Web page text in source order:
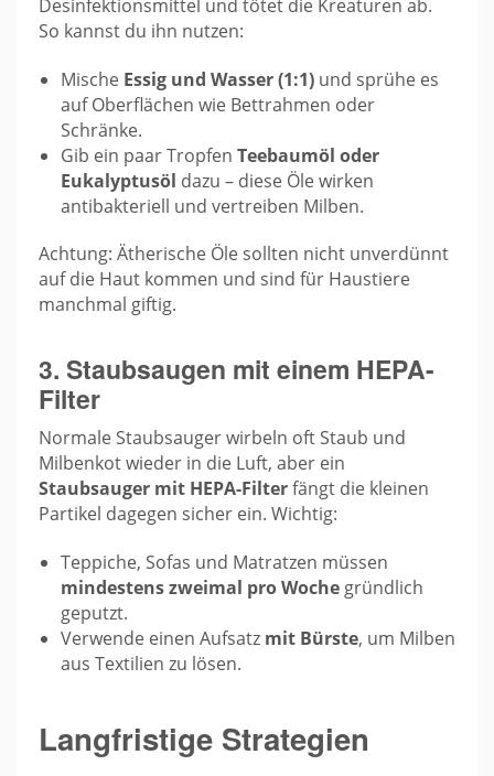
Desinfektionsmittel und tötet die Kreaturen ab.
So kannst du ihn nutzen:
Mische Essig und Wasser (1:1) und sprühe es
auf Oberflächen wie Bettrahmen oder
Schränke.
Gib ein paar Tropfen Teebaumöl oder
Eukalyptusöl dazu – diese Öle wirken
antibakteriell und vertreiben Milben.
Achtung: Ätherische Öle sollten nicht unverdünnt
auf die Haut kommen und sind für Haustiere
manchmal giftig.
3. Staubsaugen mit einem HEPA-
Filter
Normale Staubsauger wirbeln oft Staub und
Milbenkot wieder in die Luft, aber ein
Staubsauger mit HEPA-Filterfängt die kleinen
Partikel dagegen sicher ein. Wichtig:
Teppiche, Sofas und Matratzen müssen
mindestens zweimal pro Woche gründlich
geputzt.
Verwende einen Aufsatz mit Bürste, um Milben
aus Textilien zu lösen.
Langfristige Strategien